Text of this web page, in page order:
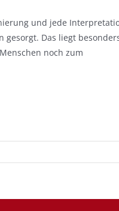
und jede
Das liegt
noch zum